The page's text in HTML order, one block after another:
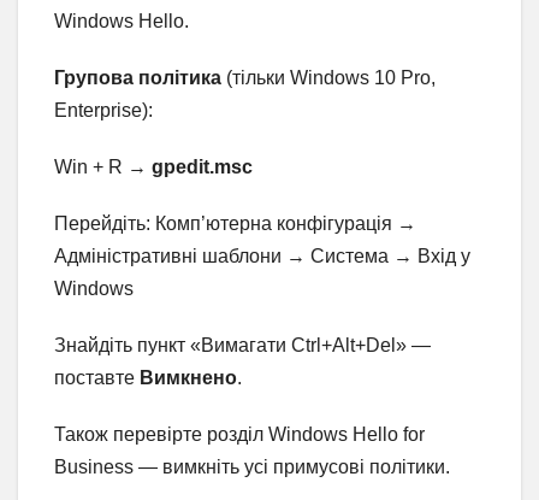
Windows Hello.
Групова політика (тільки Windows 10 Pro,
Enterprise):
Win + R → gpedit.msc
Перейдіть: Комп’ютерна конфігурація →
Адміністративні шаблони → Система → Вхід у
Windows
Знайдіть пункт «Вимагати Ctrl+Alt+Del» —
поставте Вимкнено.
Також перевірте розділ Windows Hello for
Business — вимкніть усі примусові політики.